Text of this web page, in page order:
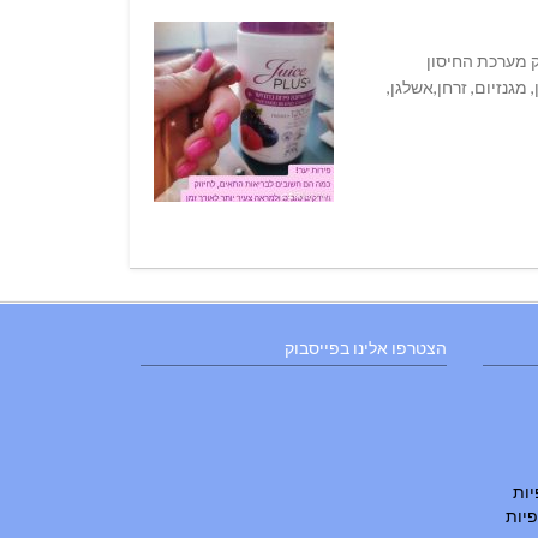
מערכת החיסון
זרחן,אשלגן,
הצטרפו אלינו בפייסבוק